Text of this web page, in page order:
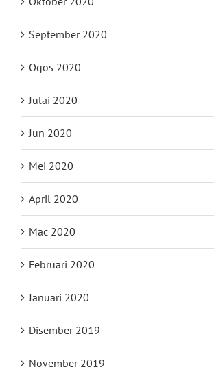
September 2020
Ogos 2020
Julai 2020
Jun 2020
Mei 2020
April 2020
Mac 2020
Februari 2020
Januari 2020
Disember 2019
November 2019